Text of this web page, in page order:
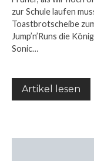
zur Schule laufen
Toastbrotscheibe
Jump’n’Runs die
Sonic…
Artikel lesen